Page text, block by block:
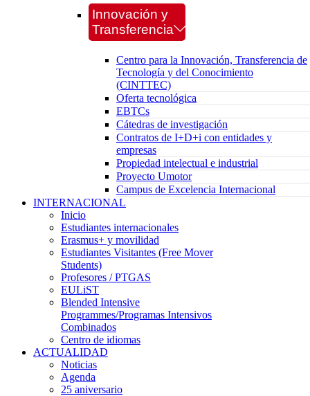
Innovación y
Transferencia
Centro para la Innovación, Transferencia de
Tecnología y del Conocimiento
(CINTTEC)
Oferta tecnológica
EBTCs
Cátedras de investigación
Contratos de I+D+i con entidades y
empresas
Propiedad intelectual e industrial
Proyecto Umotor
Campus de Excelencia Internacional
INTERNACIONAL
Inicio
Estudiantes internacionales
Erasmus+ y movilidad
Estudiantes Visitantes (Free Mover
Students)
Profesores / PTGAS
EULiST
Blended Intensive
Programmes/Programas Intensivos
Combinados
Centro de idiomas
ACTUALIDAD
Noticias
Agenda
25 aniversario